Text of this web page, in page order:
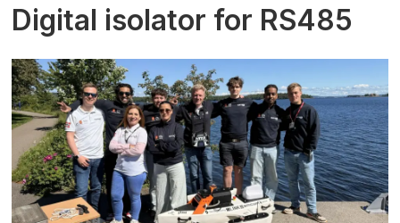
Digital isolator for RS485